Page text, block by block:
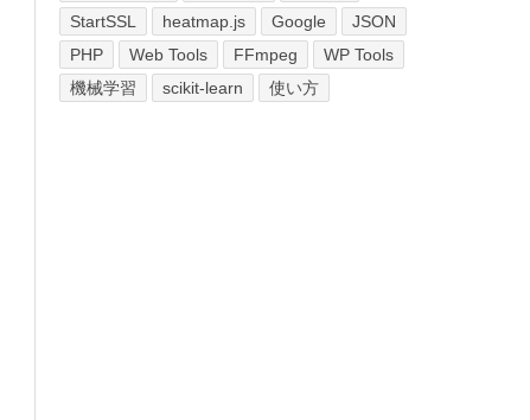
StartSSL
heatmap.js Google
JSON
PHP
Web Tools FFmpeg
WP Tools
機械学習
scikit-learn 使い方